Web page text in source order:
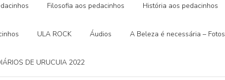
Filosofia aos pedacinhos História aos pedacinhos
ULA ROCK Áudios A Beleza é necessária – Fotos
DE URUCUIA 2022